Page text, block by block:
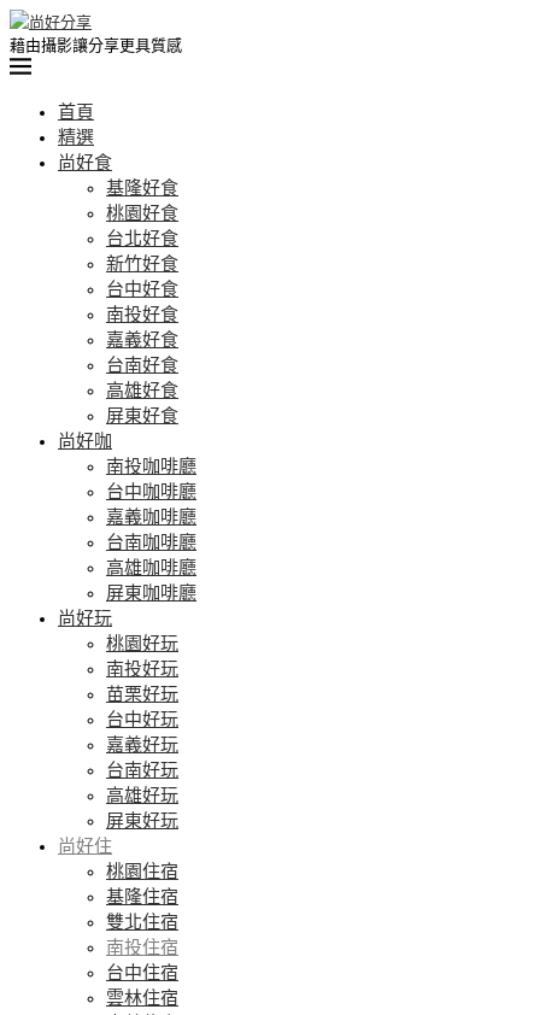
藉由攝影讓分享更具質感
首頁
精選
尚好食
基隆好食
桃園好食
台北好食
新竹好食
台中好食
南投好食
嘉義好食
台南好食
高雄好食
屏東好食
尚好咖
南投咖啡廳
台中咖啡廳
嘉義咖啡廳
台南咖啡廳
高雄咖啡廳
屏東咖啡廳
尚好玩
桃園好玩
南投好玩
苗栗好玩
台中好玩
嘉義好玩
台南好玩
高雄好玩
屏東好玩
尚好住
桃園住宿
基隆住宿
雙北住宿
南投住宿
台中住宿
雲林住宿